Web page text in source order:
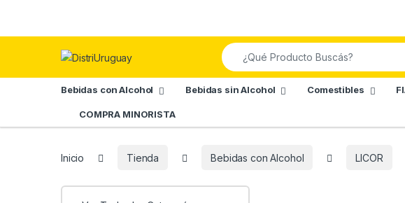
Search for:
Bebidas con Alcohol Bebidas sin Alcohol Comestibles
COMPRA MINORISTA
Inicio Tienda Bebidas con Alcohol LICOR